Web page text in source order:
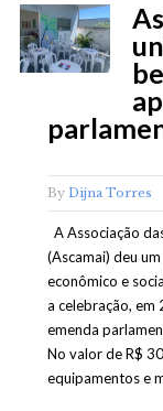
By Dijna Torres
A Associação
(Ascamai) deu
econômico e
a celebração,
emenda
No valor de R$
equipamentos e